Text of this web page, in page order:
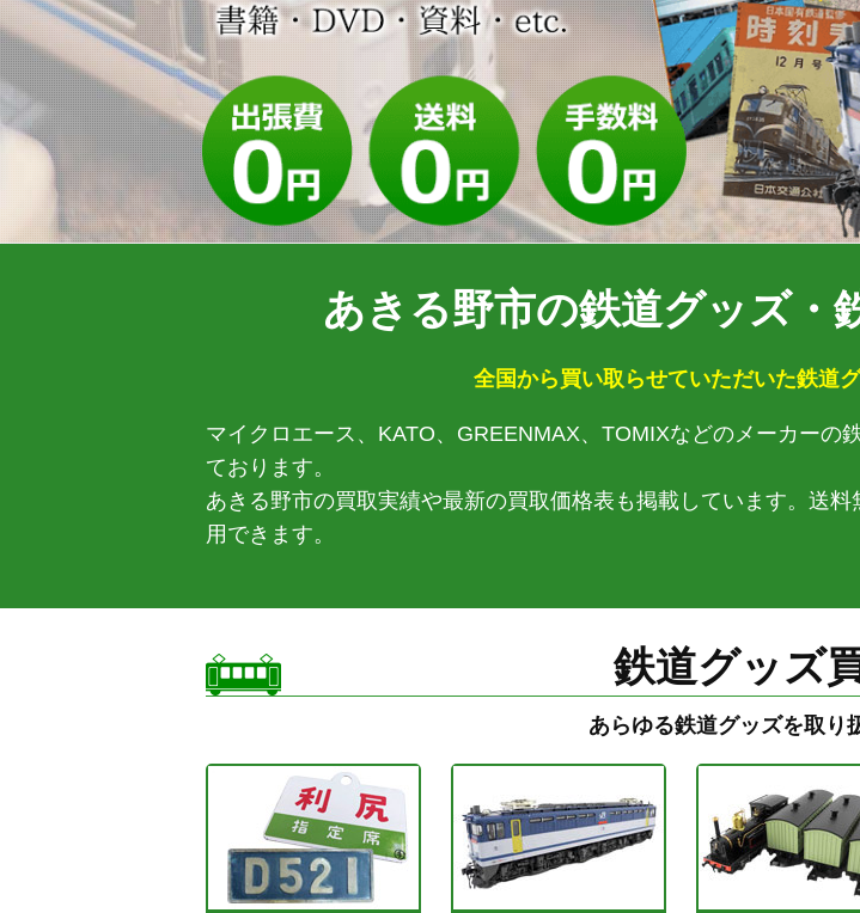
あきる野市の鉄道グッズ・
全国から買い取らせていただいた鉄道
マイクロエース、KATO、GREENMAX、TOMIXなどのメーカーの
ております。
あきる野市の買取実績や最新の買取価格表も掲載しています。送
用できます。
鉄道グッズ
あらゆる鉄道グッズを取り